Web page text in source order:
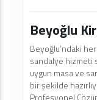
Beyoğlu
Beyoğlu’ndaki
sandalye hizmeti
uygun masa ve
bir şekilde
Profesyonel